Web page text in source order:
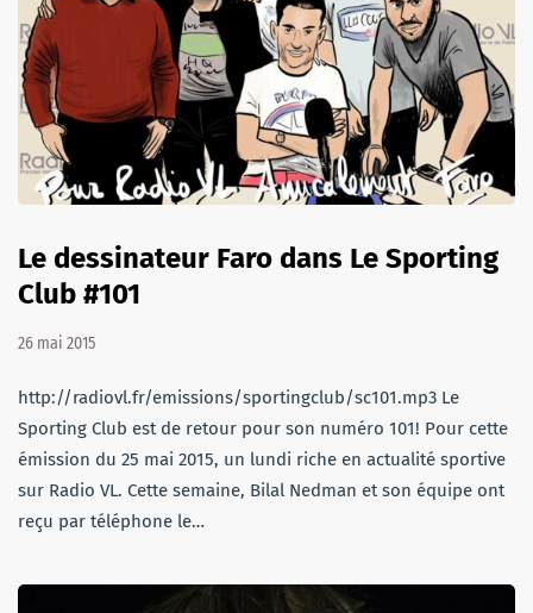
Le dessinateur Faro dans Le Sporting
Club #101
26 mai 2015
http://radiovl.fr/emissions/sportingclub/sc101.mp3 Le
Sporting Club est de retour pour son numéro 101! Pour cette
émission du 25 mai 2015, un lundi riche en actualité sportive
sur Radio VL. Cette semaine, Bilal Nedman et son équipe ont
reçu par téléphone le…